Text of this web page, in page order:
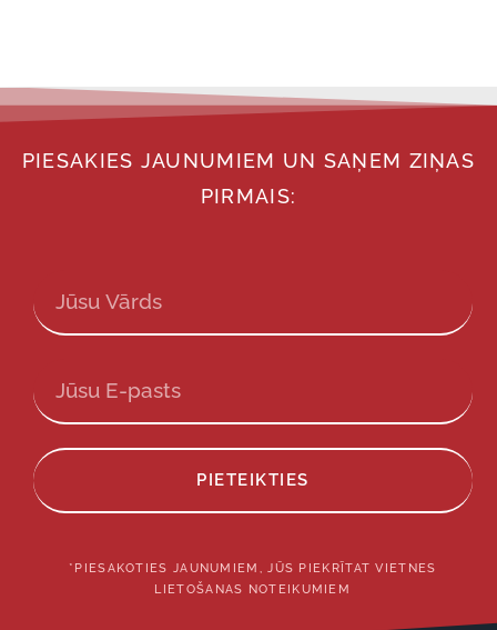
PIESAKIES JAUNUMIEM UN SAŅEM ZIŅAS
PIRMAIS:
PIETEIKTIES
*PIESAKOTIES JAUNUMIEM, JŪS PIEKRĪTAT VIETNES
LIETOŠANAS NOTEIKUMIEM